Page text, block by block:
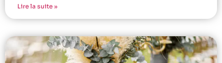
Lire la suite »